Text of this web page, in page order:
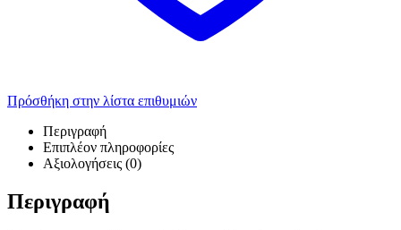
Πρόσθήκη στην λίστα επιθυμιών
Περιγραφή
Επιπλέον πληροφορίες
Αξιολογήσεις (0)
Περιγραφή